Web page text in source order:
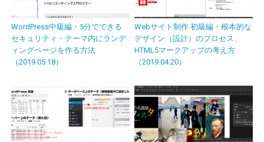
WordPress中級編・5分でできる
セキュリティ・テーマ内にランデ
ィングページを作る方法
（2019.05.18）
Webサイト制作 初級編・根本的な
デザイン（設計）のプロセス、
HTML5マークアップの考え方
（2019.04.20）